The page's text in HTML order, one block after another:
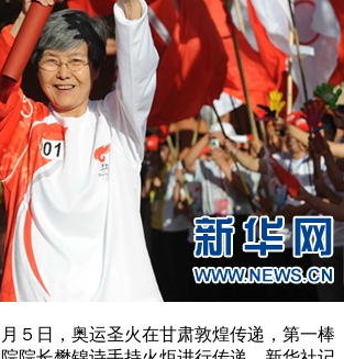
５日，奥运圣火在甘肃敦煌传递，第一棒